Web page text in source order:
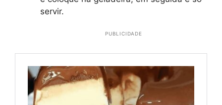
servir.
PUBLICIDADE